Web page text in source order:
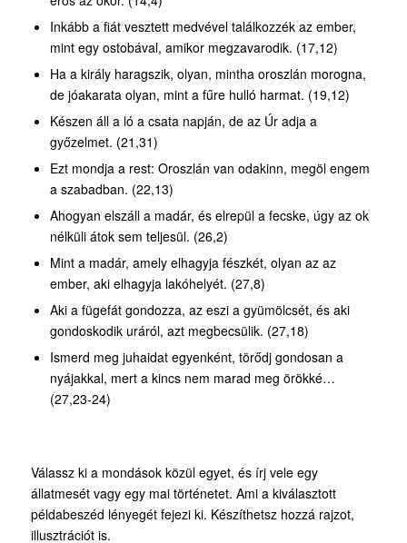
Inkább a fiát vesztett medvével találkozzék az ember,
mint egy ostobával, amikor megzavarodik. (17,12)
Ha a király haragszik, olyan, mintha oroszlán morogna,
de jóakarata olyan, mint a fűre hulló harmat. (19,12)
Készen áll a ló a csata napján, de az Úr adja a
győzelmet. (21,31)
Ezt mondja a rest: Oroszlán van odakinn, megöl engem
a szabadban. (22,13)
Ahogyan elszáll a madár, és elrepül a fecske, úgy az ok
nélküli átok sem teljesül. (26,2)
Mint a madár, amely elhagyja fészkét, olyan az az
ember, aki elhagyja lakóhelyét. (27,8)
Aki a fügefát gondozza, az eszi a gyümölcsét, és aki
gondoskodik uráról, azt megbecsülik. (27,18)
Ismerd meg juhaidat egyenként, törődj gondosan a
nyájakkal, mert a kincs nem marad meg örökké…
(27,23-24)
Válassz ki a mondások közül egyet, és írj vele egy
állatmesét vagy egy mai történetet. Ami a kiválasztott
példabeszéd lényegét fejezi ki. Készíthetsz hozzá rajzot,
illusztrációt is.